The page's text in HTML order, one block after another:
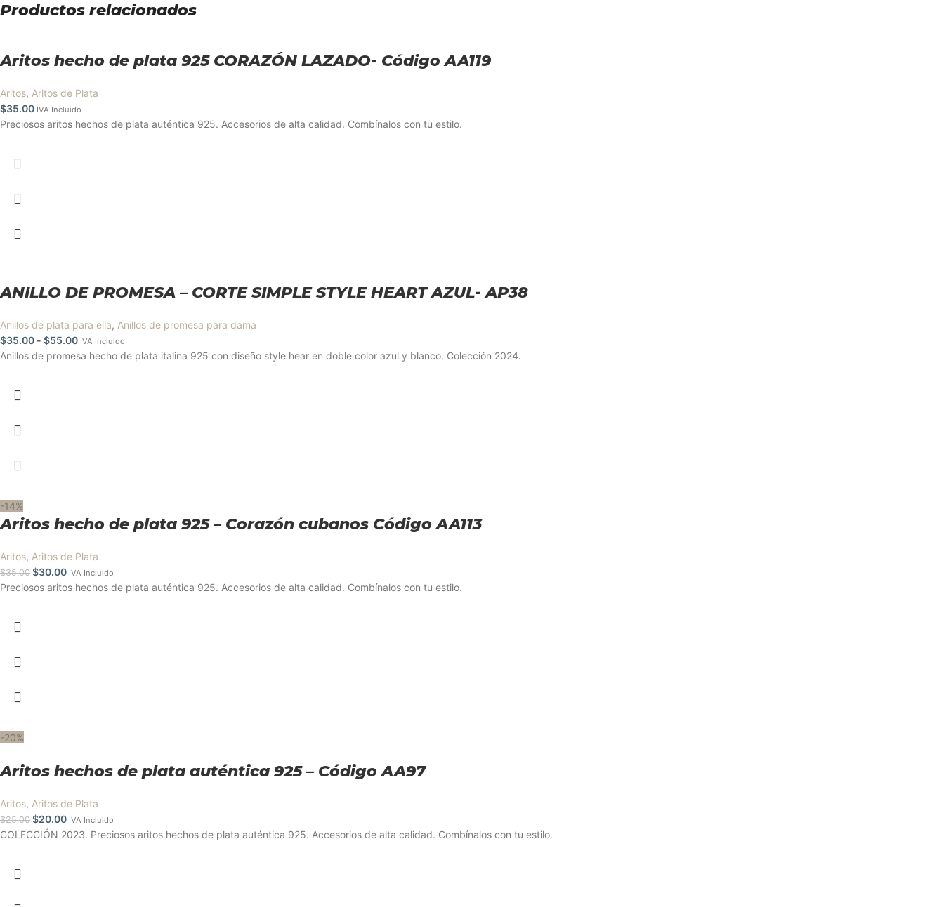
Productos relacionados
Aritos hecho de plata 925 CORAZÓN LAZADO- Código AA119
Aritos, Aritos de Plata
$35.00 IVA Incluido
Preciosos aritos hechos de plata auténtica 925. Accesorios de alta calidad. Combínalos con tu estilo.
ANILLO DE PROMESA – CORTE SIMPLE STYLE HEART AZUL- AP38
Anillos de plata para ella, Anillos de promesa para dama
$35.00 - $55.00 IVA Incluido
Anillos de promesa hecho de plata italina 925 con diseño style hear en doble color azul y blanco. Colección 2024.
-14%
Aritos hecho de plata 925 – Corazón cubanos Código AA113
Aritos, Aritos de Plata
$35.00 $30.00 IVA Incluido
Preciosos aritos hechos de plata auténtica 925. Accesorios de alta calidad. Combínalos con tu estilo.
-20%
Aritos hechos de plata auténtica 925 – Código AA97
Aritos, Aritos de Plata
$25.00 $20.00 IVA Incluido
COLECCIÓN 2023. Preciosos aritos hechos de plata auténtica 925. Accesorios de alta calidad. Combínalos con tu estilo.